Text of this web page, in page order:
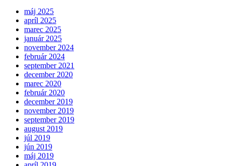
máj 2025
apríl 2025
marec 2025
január 2025
november 2024
február 2024
september 2021
december 2020
marec 2020
február 2020
december 2019
november 2019
september 2019
august 2019
júl 2019
jún 2019
máj 2019